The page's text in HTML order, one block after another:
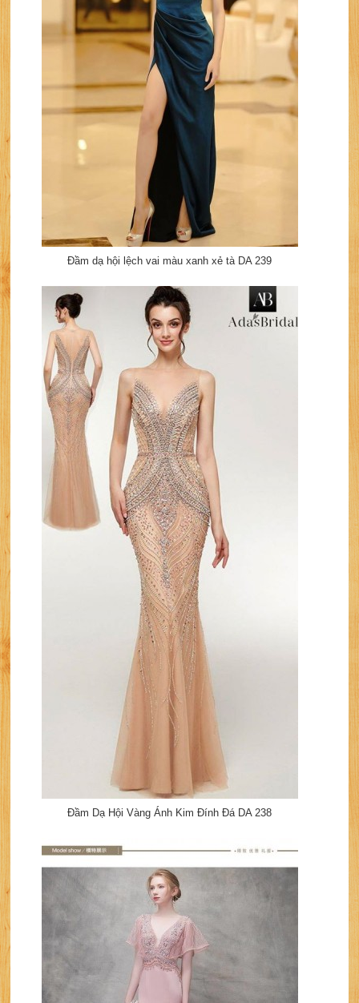
Đầm dạ hội lệch vai màu xanh xẻ tà DA 239
Đầm Dạ Hội Vàng Ánh Kim Đính Đá DA 238